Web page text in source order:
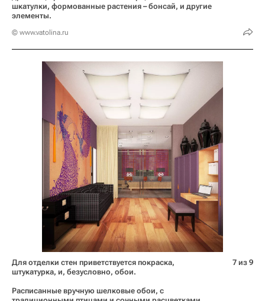
шкатулки, формованные растения – бонсай, и другие
элементы.
© www.vatolina.ru
Для отделки стен приветствуется покраска,
штукатурка, и, безусловно, обои.
Расписанные вручную шелковые обои, с
7 из 9